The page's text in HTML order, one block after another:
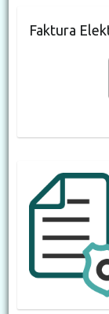
Faktura